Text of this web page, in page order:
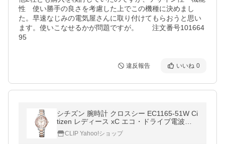
性　使い勝手の良さを考慮した上でこの機種に決めまし
た。早速なじみの電気屋さんに取り付けてもらおうと思い
ます。使いこなせるかが問題ですが。　　注文番号101664
95
違反報告 いいね 0
シチズン 腕時計 クロスシー EC1165-51W Ci
tizen レディース xC エコ・ドライブ電波時
計 Titania Line Happy Flight Bloom 新品 国
内正規品
CLIP Yahoo!ショップ